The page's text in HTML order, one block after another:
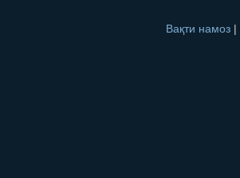
Вақти намоз |